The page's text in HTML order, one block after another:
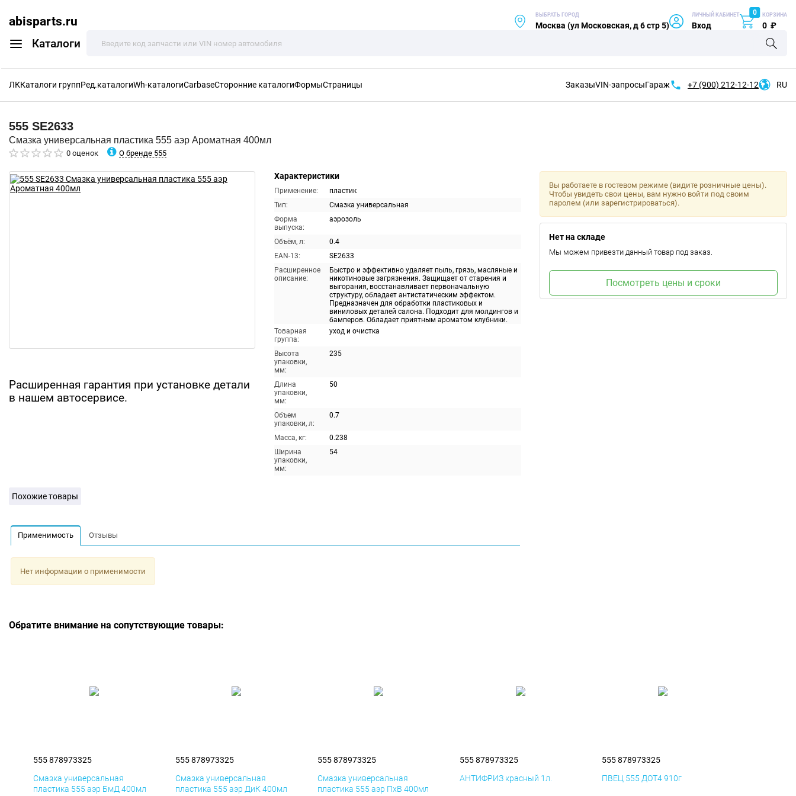
abisparts.ru
Каталоги
ВЫБРАТЬ ГОРОД
Москва (ул Московская, д 6 стр 5)
ЛИЧНЫЙ КАБИНЕТ
Вход
0 КОРЗИНА
0 ₽
ЛККаталоги группРед.каталогиWh-каталогиCarbaseСторонние каталогиФормыСтраницы ЗаказыVIN-запросыГараж +7 (900) 212-12-12 RU
555 SE2633
Смазка универсальная пластика 555 аэр Ароматная 400мл
0 оценок О бренде 555
Расширенная гарантия при установке детали
в нашем автосервисе.
Характеристики
Применение:
пластик
Тип:
Смазка универсальная
Форма
выпуска:
аэрозоль
Объём, л:
0.4
EAN-13:
SE2633
Расширенное
описание:
Быстро и эффективно удаляет пыль, грязь, масляные и
никотиновые загрязнения. Защищает от старения и
выгорания, восстанавливает первоначальную
структуру, обладает антистатическим эффектом.
Предназначен для обработки пластиковых и
виниловых деталей салона. Подходит для молдингов и
бамперов. Обладает приятным ароматом клубники.
Товарная
группа:
уход и очистка
Высота
упаковки,
мм:
235
Длина
упаковки,
мм:
50
Объем
упаковки, л:
0.7
Масса, кг:
0.238
Ширина
упаковки,
мм:
54
Вы работаете в гостевом режиме (видите розничные цены).
Чтобы увидеть свои цены, вам нужно войти под своим
паролем (или зарегистрироваться).
Нет на складе
Мы можем привезти данный товар под заказ.
Посмотреть цены и сроки
Похожие товары
Применимость Отзывы
Нет информации о применимости
Обратите внимание на сопутствующие товары:
555 878973325
Смазка универсальная
пластика 555 аэр БмД 400мл
555 878973325
Смазка универсальная
пластика 555 аэр ДиК 400мл
555 878973325
Смазка универсальная
пластика 555 аэр ПхВ 400мл
555 878973325
АНТИФРИЗ красный 1л.
555 878973325
ПВЕЦ 555 ДОТ4 910г